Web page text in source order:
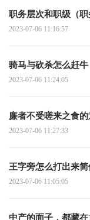
职务层次和职级（职
2023-07-06 11:16:57
骑马与砍杀怎么赶
2023-07-06 11:24:05
廉者不受嗟来之食的
2023-07-06 11:27:33
王字旁怎么打出来
2023-07-06 11:05:05
中产的面子，都藏